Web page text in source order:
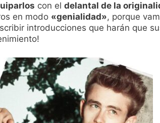
con el delantal de la
en modo «genialidad», porque
introducciones que harán que